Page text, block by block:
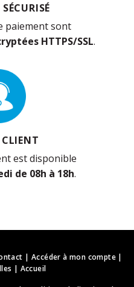
paiement sont
HTTPS/SSL.
CLIENT
est disponible
de 08h à 18h.
| Accéder à mon compte|
| Accueil